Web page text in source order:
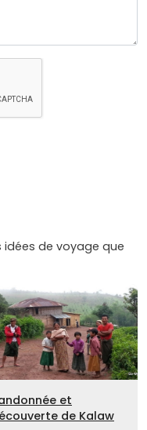
idées de voyage que
et
de Kalaw